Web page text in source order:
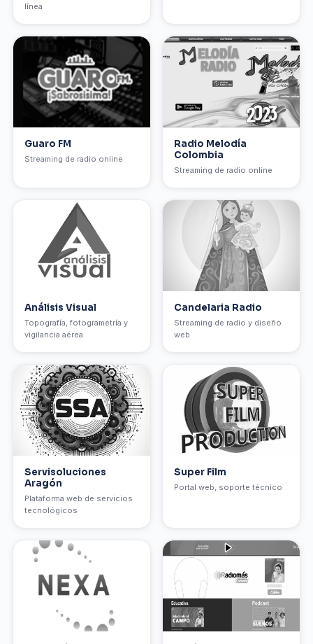
línea
Guaro FM
Streaming de radio online
Radio Melodía
Colombia
Streaming de radio online
Análisis Visual
Topografía, fotogrametría y
vigilancia aérea
Candelaria Radio
Streaming de radio y diseño
web
Servisoluciones
Aragón
Plataforma web de servicios
tecnológicos
Super Film
Portal web, soporte técnico